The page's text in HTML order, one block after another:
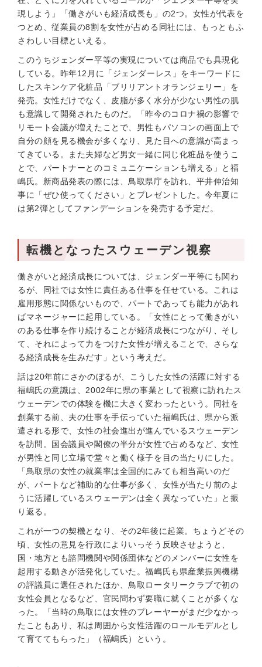
現しよう」「働きがいも経済成長も」の2つ。女性が代表を
つとめ、従業員の8割を女性が占める同社には、もっともふ
さわしい目標といえる。
このうちジェンダー平等の実現については商品でも具現化
している。昨年12月に「ジェンダーレス」をキーワードに
したスキンケア化粧品「ブリリアントオランジェリー」を
発売。女性だけでなく、皮脂が多く水分が少ない男性の肌
も意識して開発されたものだ。「昨今のコロナ禍の影響で
リモート会議が増えたことで、男性もパソコンの画面上で
自分の顔を見る機会が多くなり、見た目への意識が高まっ
てきている。また夫婦など男女一緒に同じ化粧品を使うこ
とで、パートナーとのコミュニケーションも増える」と福
嶋氏。新商品発表の際には、鳥取県庁を訪れ、平井伸治知
事に「ぜひ使ってください」とプレゼントした。今年夏に
は第2弾としてファンデーションを発売する予定だ。
転機となったスウェーデン視察
働きがいと経済成長については、ジェンダー平等にも関わ
るが、同社では女性に責任ある仕事を任せている。これは
雇用形態に関係ないもので、パートであっても能力があれ
ばマネージャーに起用している。「女性にとって働きがい
のある仕事を作り続けることが経済成長につながり、そし
て、それによって力をつけた女性が増えることで、さらな
る経済成長を生みだす」という考えだ。
話は20年前にさかのぼるが、こうした女性の活躍に対する
福嶋氏の意識は、2002年に県の事業として視察に訪れたス
ウェーデンでの体験を機に大きく変わったという。同社を
創業する前、夫の仕事を手伝っていた福嶋氏は、県から派
遣される形で、女性の社会進出が進んでいるスウェーデン
を訪問。国会議員や閣僚の半分が女性で占めるなど、女性
が男性と同じ立場で堂々と働く様子を目の当たりにした。
「鳥取県の女性の就業率は全国的にみても相当高いのだ
が、パートなど補助的な仕事が多く、女性が当たり前のよ
うに活躍しているスウェーデンは全く異なっていた」と振
り返る。
これが一つの契機となり、その2年後に起業。ちょうどその
頃、女性の意見を行政によりいっそう反映させようと、
国・地方とも諮問機関や関係団体などのメンバーに女性を
起用する動きが活発化していた。福嶋氏も県産業振興機構
の評議員に選任されたほか、鳥取ロータリークラブで初の
女性会員となるなど、官民問わず要職に就くことが多くな
った。「当時の鳥取には女性のプレーヤーがまだ少なかっ
たこともあり、私は周囲から女性活躍のロールモデルとし
て育ててもらった」（福嶋氏）という。